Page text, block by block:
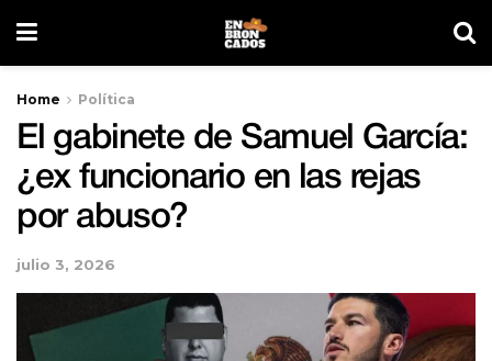
Home Política
El gabinete de Samuel García:
¿ex funcionario en las rejas
por abuso?
julio 3, 2026